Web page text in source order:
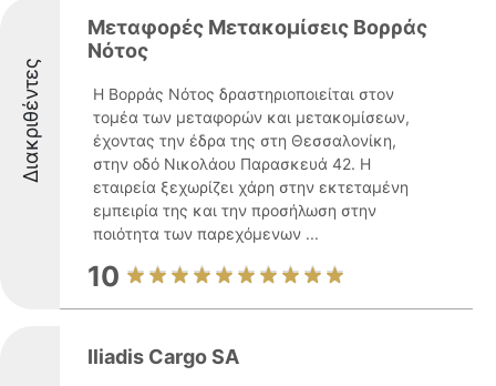
Διακριθέντες
Μεταφορές Μετακομίσεις Βορράς
Νότος
Η Βορράς Νότος δραστηριοποιείται στον
τομέα των μεταφορών και μετακομίσεων,
έχοντας την έδρα της στη Θεσσαλονίκη,
στην οδό Νικολάου Παρασκευά 42. Η
εταιρεία ξεχωρίζει χάρη στην εκτεταμένη
εμπειρία της και την προσήλωση στην
ποιότητα των παρεχόμενων ...
10
Iliadis Cargo SA